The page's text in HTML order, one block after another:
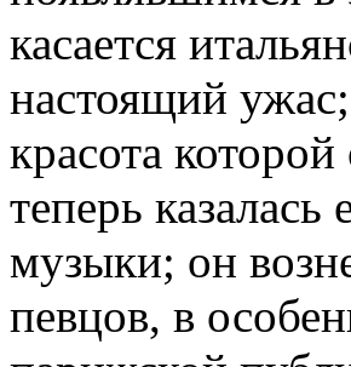
касается
настоящий
красота
теперь
музыки; он
певцов, в